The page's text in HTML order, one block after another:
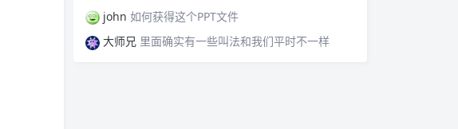
john 如何获得这个PPT文件
大师兄 里面确实有一些叫法和我们平时不一样